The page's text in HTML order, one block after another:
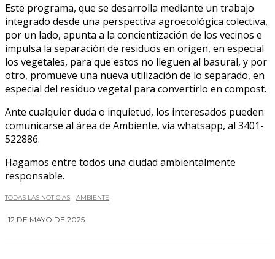
Este programa, que se desarrolla mediante un trabajo
integrado desde una perspectiva agroecológica colectiva,
por un lado, apunta a la concientización de los vecinos e
impulsa la separación de residuos en origen, en especial
los vegetales, para que estos no lleguen al basural, y por
otro, promueve una nueva utilización de lo separado, en
especial del residuo vegetal para convertirlo en compost.
Ante cualquier duda o inquietud, los interesados pueden
comunicarse al área de Ambiente, vía whatsapp, al 3401-
522886.
Hagamos entre todos una ciudad ambientalmente
responsable.
TODAS LAS NOTICIAS AMBIENTE
12 DE MAYO DE 2025